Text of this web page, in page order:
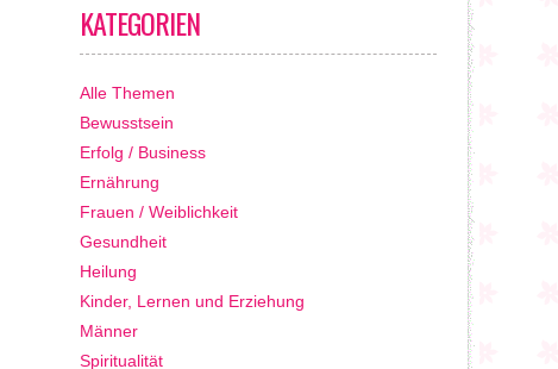
KATEGORIEN
Alle Themen
Bewusstsein
Erfolg / Business
Ernährung
Frauen / Weiblichkeit
Gesundheit
Heilung
Kinder, Lernen und Erziehung
Männer
Spiritualität